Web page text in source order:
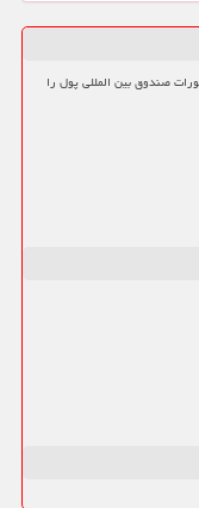
صندوق بین المللی پول را